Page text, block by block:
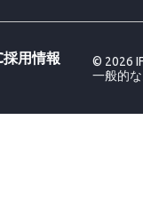
採用情報
© 2026
一般的